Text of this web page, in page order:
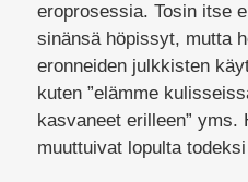
eroprosessia. Tosin itse
sinänsä höpissyt, mutta
eronneiden julkkisten
kuten ”elämme
kasvaneet erilleen” yms.
muuttuivat lopulta